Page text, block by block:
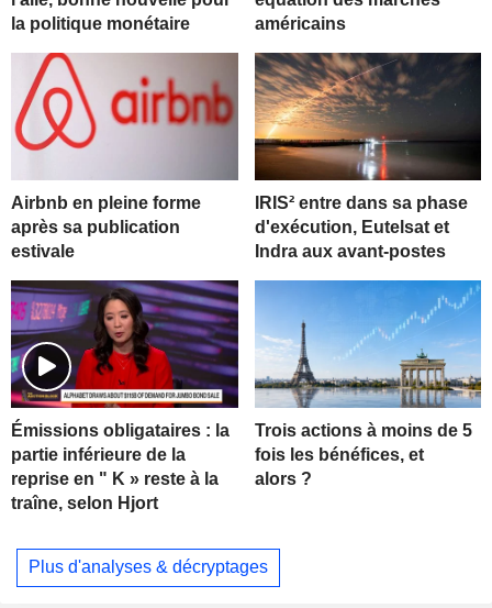
la politique monétaire
américains
Airbnb en pleine forme
après sa publication
estivale
IRIS² entre dans sa phase
d'exécution, Eutelsat et
Indra aux avant-postes
Émissions obligataires : la
partie inférieure de la
reprise en " K » reste à la
traîne, selon Hjort
Trois actions à moins de 5
fois les bénéfices, et
alors ?
Plus d'analyses & décryptages